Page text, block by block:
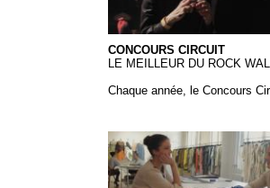
CONCOURS CIRCUIT
LE MEILLEUR DU ROCK
Chaque année, le Concours
Christian Wijnants